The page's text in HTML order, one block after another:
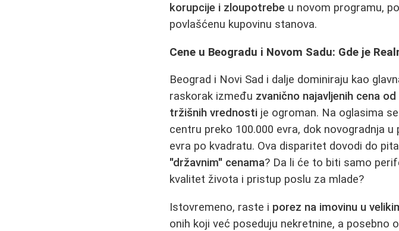
korupcije i zloupotrebe u novom programu,
povlašćenu kupovinu stanova.
Cene u Beogradu i Novom Sadu: Gde je
Beograd i Novi Sad i dalje dominiraju kao
raskorak između zvanično najavljenih cena
tržišnih vrednosti je ogroman. Na oglasima
centru preko 100.000 evra, dok novogradnja
evra po kvadratu. Ova disparitet dovodi do
"državnim" cenama? Da li će to biti samo
kvalitet života i pristup poslu za mlade?
Istovremeno, raste i porez na imovinu u
onih koji već poseduju nekretnine, a posebno